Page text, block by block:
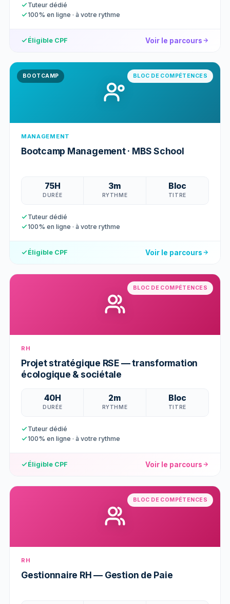
Tuteur dédié
100% en ligne · à votre rythme
Éligible CPF Voir le parcours
BOOTCAMP BLOC DE COMPÉTENCES
MANAGEMENT
Bootcamp Management · MBS School
75H
DURÉE
3m
RYTHME
Bloc
TITRE
Tuteur dédié
100% en ligne · à votre rythme
Éligible CPF Voir le parcours
BLOC DE COMPÉTENCES
RH
Projet stratégique RSE — transformation
écologique & sociétale
40H
DURÉE
2m
RYTHME
Bloc
TITRE
Tuteur dédié
100% en ligne · à votre rythme
Éligible CPF Voir le parcours
BLOC DE COMPÉTENCES
RH
Gestionnaire RH — Gestion de Paie